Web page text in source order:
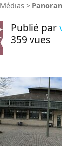
Médias >
Publié par
359 vues